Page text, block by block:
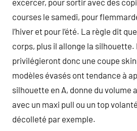
excercer, pour sortir avec des
courses le samedi, pour
l’hiver et pour l’été. La règle dit
corps, plus il allonge la
privilégieront donc une coupe
modèles évasés ont tendance à
silhouette en A, donne du volume
avec un maxi pull ou un top
décolleté par exemple.